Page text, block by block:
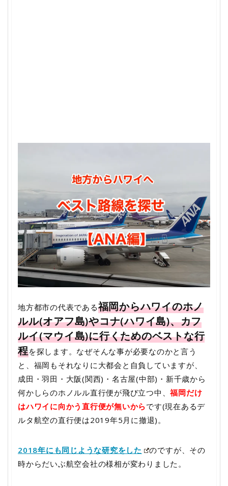
地方都市の代表である福岡からハワイのホノ
ルル(オアフ島)やコナ(ハワイ島)、カフ
ルイ(マウイ島)に行くためのベストな行
程を探します。なぜそんな事が必要なのかと言う
と、福岡もそれなりに大都会と自負していますが、
成田・羽田・大阪(関西)・名古屋(中部)・新千歳から
何かしらのホノルル直行便が飛び立つ中、福岡だけ
はハワイに向かう直行便が無いからです(現在あるデ
ルタ航空の直行便は2019年5月に撤退)。
2018年にも同じような研究をした
のですが、その
時からだいぶ航空会社の様相が変わりました。